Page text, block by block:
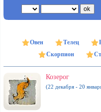
Овен Телец
Скорпион
Козерог
(22 декабря - 20